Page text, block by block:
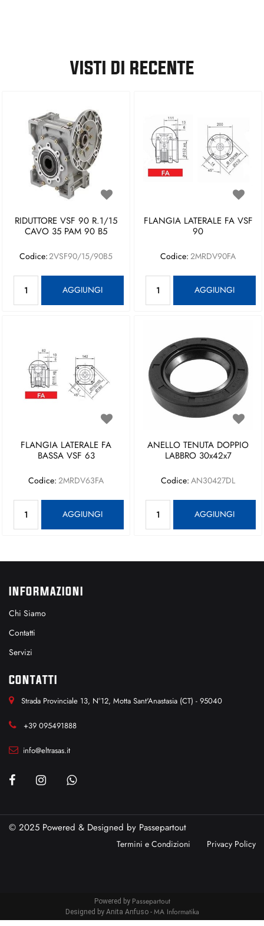
VISTI DI RECENTE
RIDUTTORE VSF 90 R.1/15
CAVO 35 PAM 90 B5
Codice:2VSF90/15/90B5
AGGIUNGI
FLANGIA LATERALE FA VSF
90
Codice: 2MRDV90FA
AGGIUNGI
FLANGIA LATERALE FA
BASSA VSF 63
Codice: 2MRDV63FA
AGGIUNGI
ANELLO TENUTA DOPPIO
LABBRO 30x42x7
Codice: AN30427DL
AGGIUNGI
INFORMAZIONI
Chi Siamo
Contatti
Servizi
CONTATTI
Strada Provinciale 13, N°12, Motta Sant'Anastasia (CT) - 95040
+39 095491888
info@eltrasas.it
© 2025 Powered & Designed by Passepartout
Termini e Condizioni Privacy Policy
Powered by Passepartout
Designed by Anita Anfuso - MA Informatika